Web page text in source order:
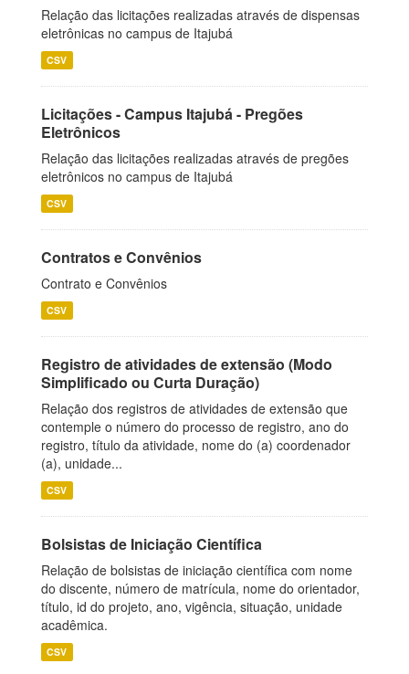
Relação das licitações realizadas através de dispensas
eletrônicas no campus de Itajubá
CSV
Licitações - Campus Itajubá - Pregões
Eletrônicos
Relação das licitações realizadas através de pregões
eletrônicos no campus de Itajubá
CSV
Contratos e Convênios
Contrato e Convênios
CSV
Registro de atividades de extensão (Modo
Simplificado ou Curta Duração)
Relação dos registros de atividades de extensão que
contemple o número do processo de registro, ano do
registro, título da atividade, nome do (a) coordenador
(a), unidade...
CSV
Bolsistas de Iniciação Científica
Relação de bolsistas de iniciação científica com nome
do discente, número de matrícula, nome do orientador,
título, id do projeto, ano, vigência, situação, unidade
acadêmica.
CSV